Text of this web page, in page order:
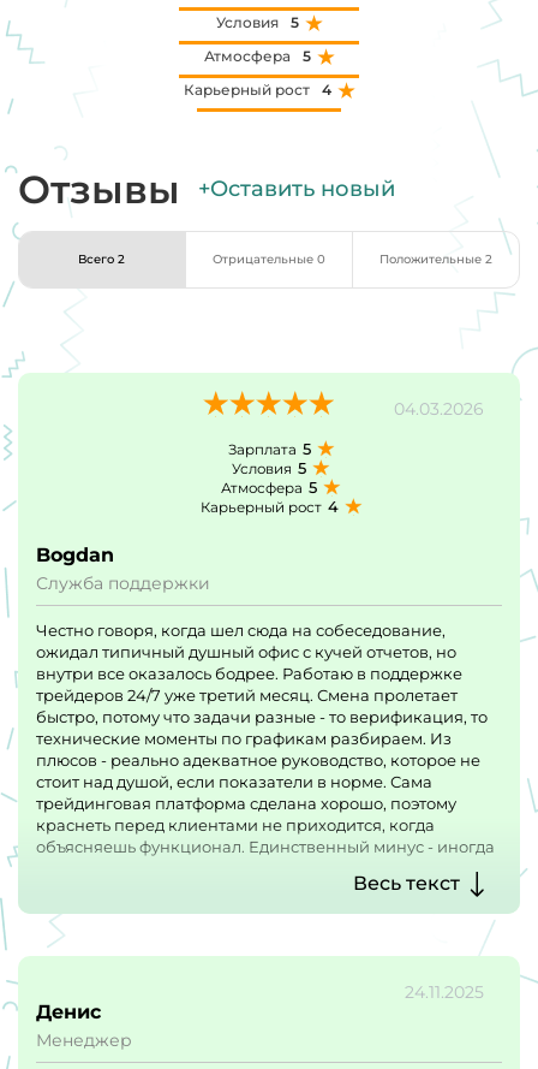
Условия
5
Атмосфера
5
Карьерный рост
4
Отзывы +Оставить новый
Всего 2 Отрицательные 0 Положительные 2
04.03.2026
Зарплата 5
Условия 5
Атмосфера 5
Карьерный рост 4
Bogdan
Служба поддержки
Честно говоря, когда шел сюда на собеседование,
ожидал типичный душный офис с кучей отчетов, но
внутри все оказалось бодрее. Работаю в поддержке
трейдеров 24/7 уже третий месяц. Смена пролетает
быстро, потому что задачи разные - то верификация, то
технические моменты по графикам разбираем. Из
плюсов - реально адекватное руководство, которое не
стоит над душой, если показатели в норме. Сама
трейдинговая платформа сделана хорошо, поэтому
краснеть перед клиентами не приходится, когда
объясняешь функционал. Единственный минус - иногда
волатильность высокая, но это специфика ниши. В
остальном, стабильная работа платформы без лагов
радует и нас, и пользователей.
Весь текст
24.11.2025
Денис
Менеджер